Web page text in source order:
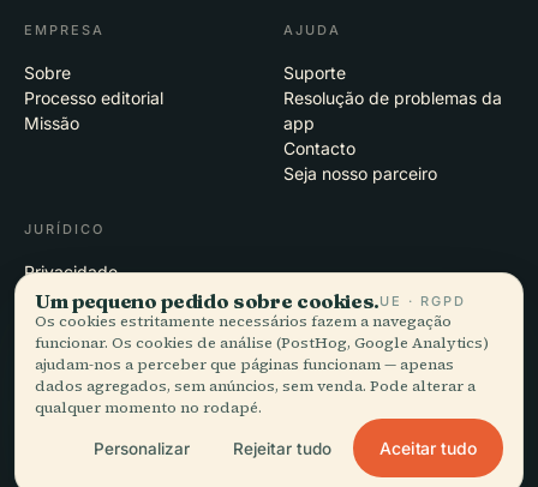
EMPRESA
Sobre
Processo editorial
Missão
AJUDA
Suporte
Resolução de problemas da
app
Contacto
Seja nosso parceiro
JURÍDICO
Privacidade
Termos
Definições de cookies
Eliminar conta
© 2026 Audiala · Feito em Morges, Suíça, na estrada e nas nuvens
EN · FR · DE · ES · IT · PT · JA · ZH · HI · RU · CS · AR
Um pequeno pedido sobre cookies.UE · RGPD
Os cookies estritamente necessários fazem a navegação
funcionar. Os cookies de análise (PostHog, Google Analytics)
ajudam-nos a perceber que páginas funcionam — apenas
dados agregados, sem anúncios, sem venda. Pode alterar a
qualquer momento no rodapé.
Personalizar Rejeitar tudo Aceitar tudo